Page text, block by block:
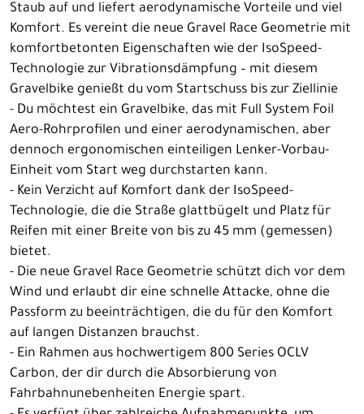
Staub auf und liefert aerodynamische Vorteile und viel
Komfort. Es vereint die neue Gravel Race Geometrie mit
komfortbetonten Eigenschaften wie der IsoSpeed-
Technologie zur Vibrationsdämpfung – mit diesem
Gravelbike genießt du vom Startschuss bis zur Ziellinie
- Du möchtest ein Gravelbike, das mit Full System Foil
Aero-Rohrprofilen und einer aerodynamischen, aber
dennoch ergonomischen einteiligen Lenker-Vorbau-
Einheit vom Start weg durchstarten kann.
- Kein Verzicht auf Komfort dank der IsoSpeed-
Technologie, die die Straße glattbügelt und Platz für
Reifen mit einer Breite von bis zu 45 mm (gemessen)
bietet.
- Die neue Gravel Race Geometrie schützt dich vor dem
Wind und erlaubt dir eine schnelle Attacke, ohne die
Passform zu beeinträchtigen, die du für den Komfort
auf langen Distanzen brauchst.
- Ein Rahmen aus hochwertigem 800 Series OCLV
Carbon, der dir durch die Absorbierung von
Fahrbahnunebenheiten Energie spart.